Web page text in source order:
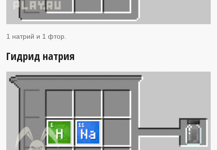
1 натрий и 1 фтор.
Гидрид натрия